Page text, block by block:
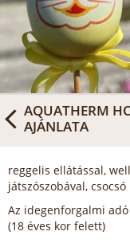
AQUATHERM
AJÁNLATA
reggelis ellátással,
játszószobával,
Az idegenforgalmi
(18 éves kor felett)